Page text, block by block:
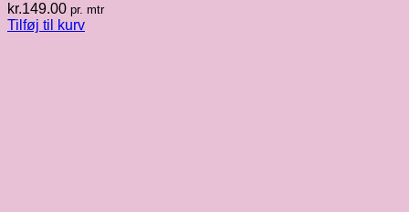
kr.149.00 pr. mtr
Tilføj til kurv